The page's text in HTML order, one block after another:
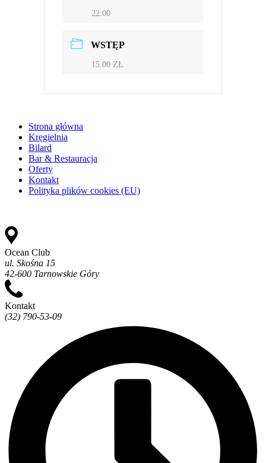
22:00
WSTĘP
15.00 ZŁ
Strona główna
Kręgielnia
Bilard
Bar & Restauracja
Oferty
Kontakt
Polityka plików cookies (EU)
Ocean Club
ul. Skośna 15
42-600 Tarnowskie Góry
Kontakt
(32) 790-53-09